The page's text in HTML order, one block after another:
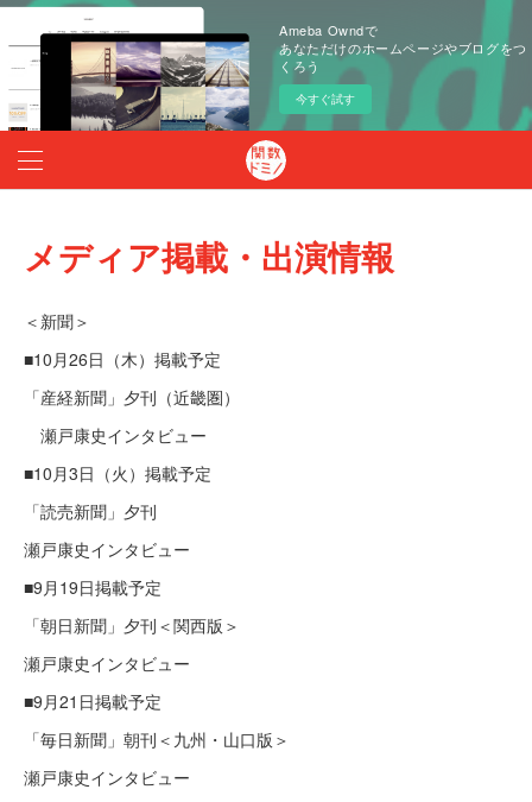
Ameba Owndで
あなただけのホームページやブログをつ
くろう
今すぐ試す
メディア掲載・出演情報
＜新聞＞
■10月26日（木）掲載予定
「産経新聞」夕刊（近畿圏）
瀬戸康史インタビュー
■10月3日（火）掲載予定
「読売新聞」夕刊
瀬戸康史インタビュー
■9月19日掲載予定
「朝日新聞」夕刊＜関西版＞
瀬戸康史インタビュー
■9月21日掲載予定
「毎日新聞」朝刊＜九州・山口版＞
瀬戸康史インタビュー